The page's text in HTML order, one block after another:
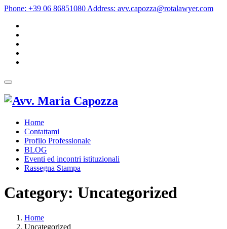
Phone: +39 06 86851080 Address: avv.capozza@rotalawyer.com
Home
Contattami
Profilo Professionale
BLOG
Eventi ed incontri istituzionali
Rassegna Stampa
Category: Uncategorized
Home
Uncategorized